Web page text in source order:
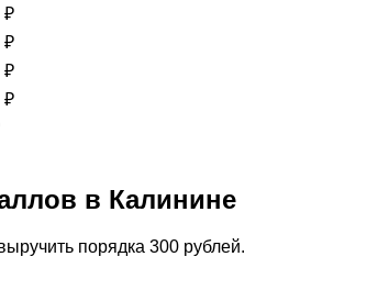
₽
₽
₽
₽
в Калинине
порядка 300 рублей.